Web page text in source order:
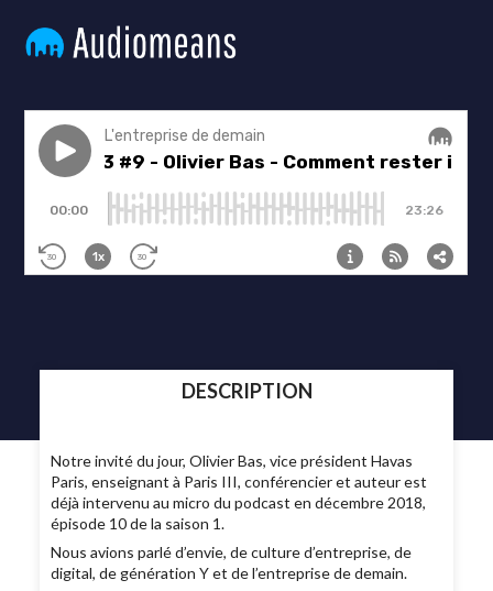
DESCRIPTION
Notre invité du jour, Olivier Bas, vice président Havas
Paris, enseignant à Paris III, conférencier et auteur est
déjà intervenu au micro du podcast en décembre 2018,
épisode 10 de la saison 1.
Nous avions parlé d’envie, de culture d’entreprise, de
digital, de génération Y et de l’entreprise de demain.